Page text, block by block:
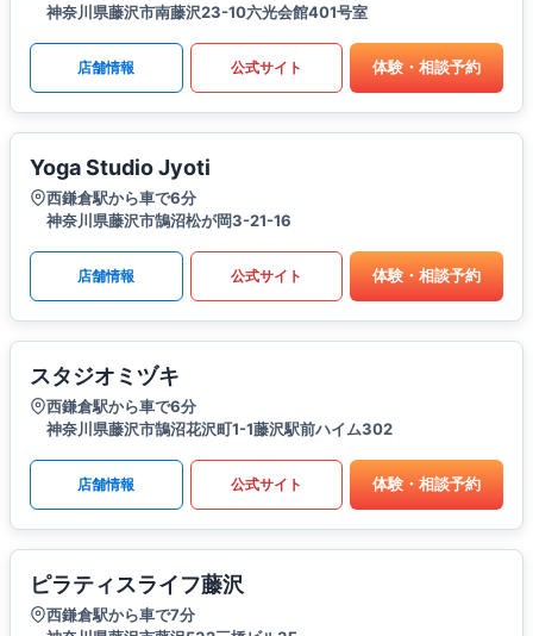
神奈川県藤沢市南藤沢23-10六光会館401号室
店舗情報 公式サイト 体験・相談予約
Yoga Studio Jyoti
西鎌倉駅から車で6分
神奈川県藤沢市鵠沼松が岡3-21-16
店舗情報 公式サイト 体験・相談予約
スタジオミヅキ
西鎌倉駅から車で6分
神奈川県藤沢市鵠沼花沢町1-1藤沢駅前ハイム302
店舗情報 公式サイト 体験・相談予約
ピラティスライフ藤沢
西鎌倉駅から車で7分